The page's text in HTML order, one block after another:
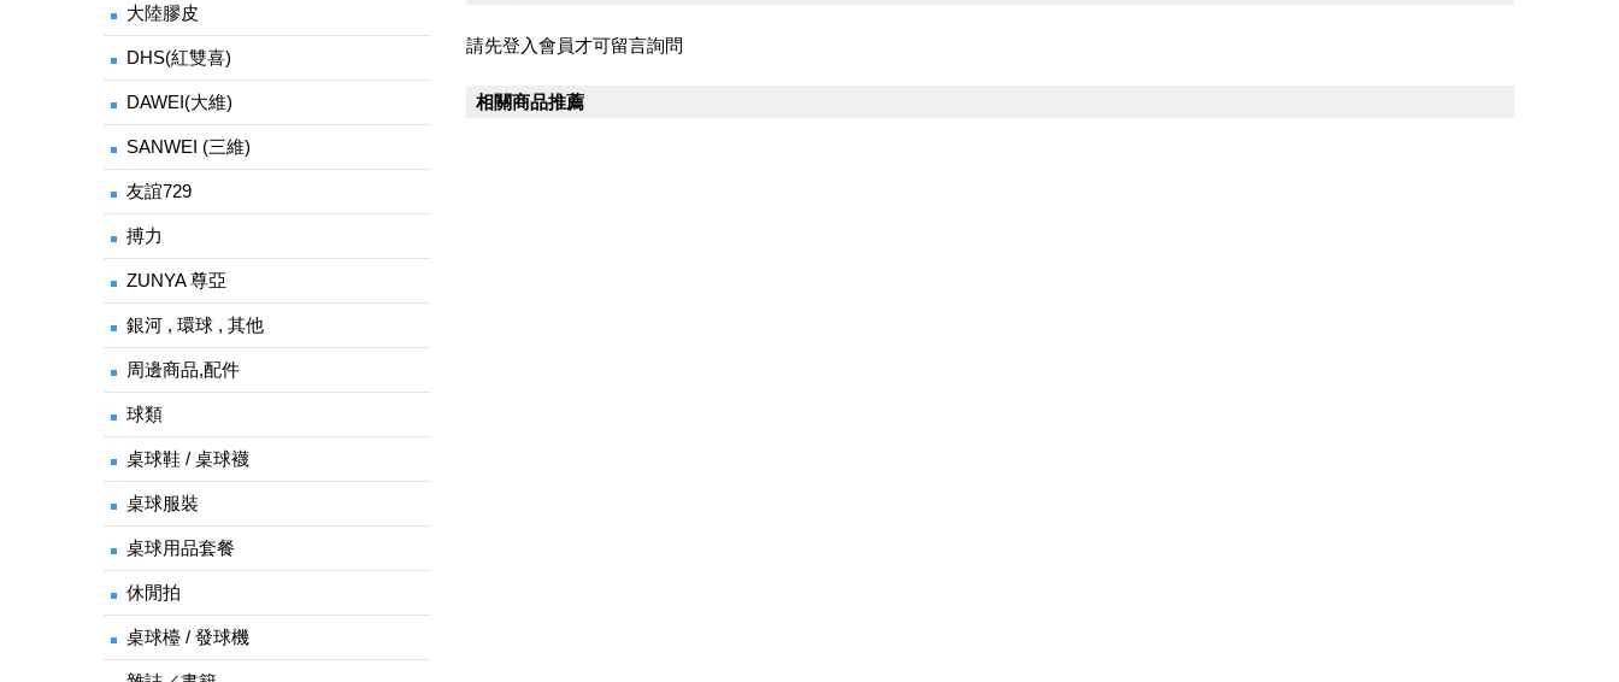
大陸膠皮
DHS(紅雙喜)
DAWEI(大維)
SANWEI (三維)
友誼729
搏力
ZUNYA 尊亞
銀河 , 環球 , 其他
周邊商品,配件
球類
桌球鞋 / 桌球襪
桌球服裝
桌球用品套餐
休閒拍
桌球檯 / 發球機
請先登入會員才可留言詢問
相關商品推薦